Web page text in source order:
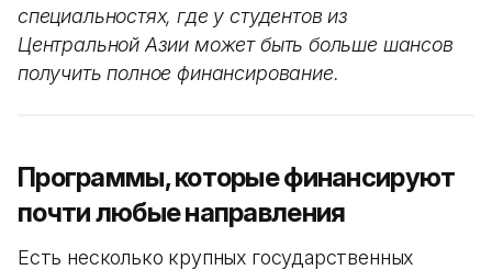
специальностях, где у студентов из
Центральной Азии может быть больше шансов
получить полное финансирование.
Программы, которые финансируют
почти любые направления
Есть несколько крупных государственных